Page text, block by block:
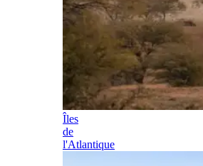
Îles
de
l'Atlantique